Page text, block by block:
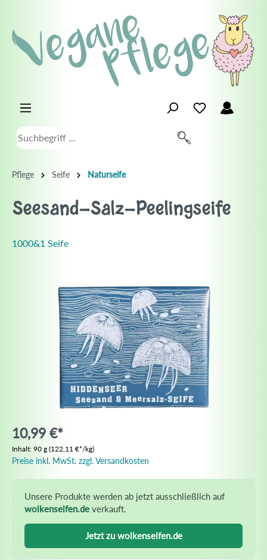
Pflege Seife Naturseife
Seesand-Salz-Peelingseife
1000&1 Seife
10,99 €*
Inhalt: 90 g (122,11 €*/kg)
Preise inkl. MwSt. zzgl. Versandkosten
Unsere Produkte werden ab jetzt ausschließlich auf
wolkenseifen.de verkauft.
Jetzt zu wolkenseifen.de